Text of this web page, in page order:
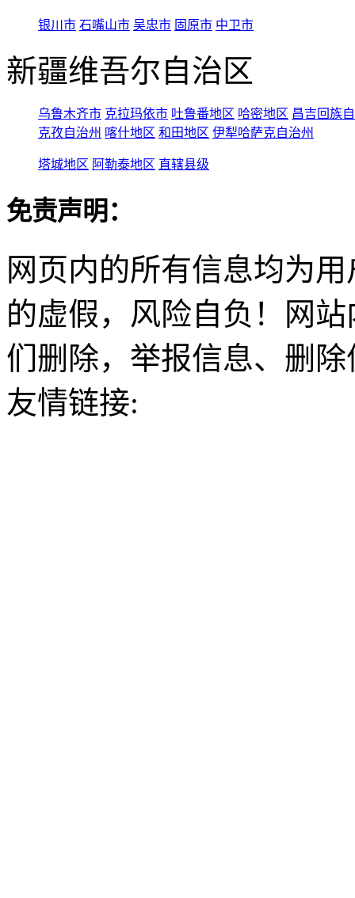
银川市 石嘴山市 吴忠市 固原市 中卫市
新疆维吾尔自治区
乌鲁木齐市 克拉玛依市 吐鲁番地区 哈密地区 昌吉回族
克孜自治州 喀什地区 和田地区 伊犁哈萨克自治州
塔城地区 阿勒泰地区 直辖县级
免责声明：
网页内的所有信息均为
的虚假，风险自负！网
们删除，举报信息、删
友情链接: